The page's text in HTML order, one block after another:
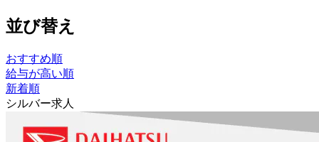
並び替え
おすすめ順
給与が高い順
新着順
シルバー求人